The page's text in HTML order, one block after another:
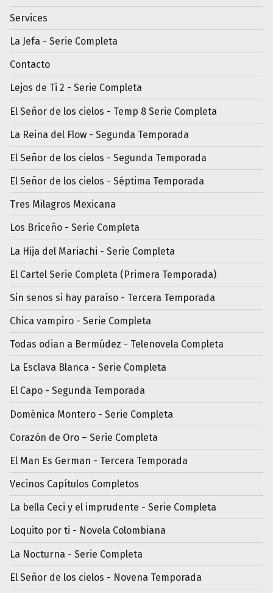
Services
La Jefa - Serie Completa
Contacto
Lejos de Ti 2 - Serie Completa
El Señor de los cielos - Temp 8 Serie Completa
La Reina del Flow - Segunda Temporada
El Señor de los cielos - Segunda Temporada
El Señor de los cielos - Séptima Temporada
Tres Milagros Mexicana
Los Briceño - Serie Completa
La Hija del Mariachi - Serie Completa
El Cartel Serie Completa (Primera Temporada)
Sin senos si hay paraíso - Tercera Temporada
Chica vampiro - Serie Completa
Todas odian a Bermúdez - Telenovela Completa
La Esclava Blanca - Serie Completa
El Capo - Segunda Temporada
Doménica Montero - Serie Completa
Corazón de Oro – Serie Completa
El Man Es German - Tercera Temporada
Vecinos Capítulos Completos
La bella Ceci y el imprudente - Serie Completa
Loquito por ti - Novela Colombiana
La Nocturna - Serie Completa
El Señor de los cielos - Novena Temporada